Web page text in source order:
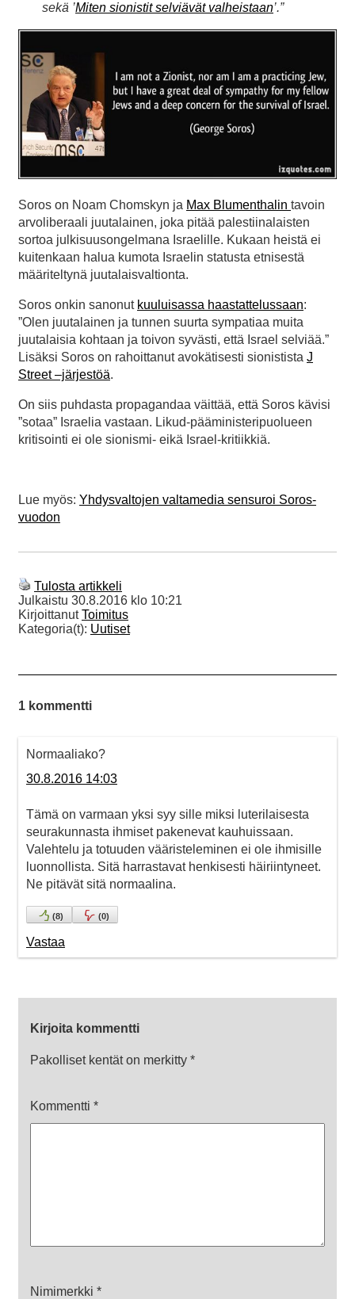
sekä ’Miten sionistit selviävät valheistaan’.”
Soros on Noam Chomskyn ja Max Blumenthalin tavoin
arvoliberaali juutalainen, joka pitää palestiinalaisten
sortoa julkisuusongelmana Israelille. Kukaan heistä ei
kuitenkaan halua kumota Israelin statusta etnisestä
määriteltynä juutalaisvaltionta.
Soros onkin sanonut kuuluisassa haastattelussaan:
”Olen juutalainen ja tunnen suurta sympatiaa muita
juutalaisia kohtaan ja toivon syvästi, että Israel selviää.”
Lisäksi Soros on rahoittanut avokätisesti sionistista J
Street –järjestöä.
On siis puhdasta propagandaa väittää, että Soros kävisi
”sotaa” Israelia vastaan. Likud-pääministeripuolueen
kritisointi ei ole sionismi- eikä Israel-kritiikkiä.
Lue myös: Yhdysvaltojen valtamedia sensuroi Soros-
vuodon
Tulosta artikkeli
Julkaistu 30.8.2016 klo 10:21
KirjoittanutToimitus
Kategoria(t): Uutiset
1 kommentti
Normaaliako?
30.8.2016 14:03
Tämä on varmaan yksi syy sille miksi luterilaisesta
seurakunnasta ihmiset pakenevat kauhuissaan.
Valehtelu ja totuuden vääristeleminen ei ole ihmisille
luonnollista. Sitä harrastavat henkisesti häiriintyneet.
Ne pitävät sitä normaalina.
(8) (0)
Vastaa
Kirjoita kommentti
Pakolliset kentät on merkitty *
Kommentti *
Nimimerkki *